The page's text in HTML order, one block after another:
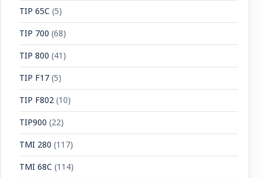
TIP 65C (5)
TIP 700 (68)
TIP 800 (41)
TIP F17(5)
TIP F802(10)
TIP900 (22)
TMI 280 (117)
TMI 68C (114)